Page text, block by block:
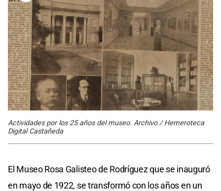
Actividades por los 25 años del museo. Archivo / Hemeroteca
Digital Castañeda
El Museo Rosa Galisteo de Rodríguez que se inauguró
en mayo de 1922, se transformó con los años en un